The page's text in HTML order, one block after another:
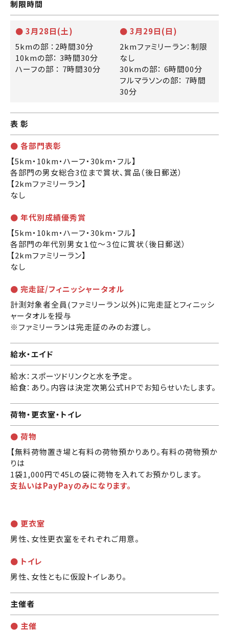
制限時間
● 3月28日(土)
5kmの部 ：2時間30分
10kmの部： 3時間30分
ハーフの部 ： 7時間30分
● 3月29日(日)
2kmファミリーラン：制限
なし
30kmの部： 6時間00分
フルマラソンの部： 7時間
30分
表 彰
● 各部門表彰
【5km・10km・ハーフ・30km・フル】
各部門の男女総合3位まで賞状、賞品（後日郵送）
【2kmファミリーラン】
なし
● 年代別成績優秀賞
【5km・10km・ハーフ・30km・フル】
各部門の年代別男女１位～３位に賞状（後日郵送）
【2kmファミリーラン】
なし
● 完走証/フィニッシャータオル
計測対象者全員(ファミリーラン以外)に完走証とフィニッシ
ャータオルを授与
※ファミリーランは完走証のみのお渡し。
給水・エイド
給水：スポーツドリンクと水を予定。
給食：あり。内容は決定次第公式HPでお知らせいたします。
荷物・更衣室・トイレ
● 荷物
【無料荷物置き場と有料の荷物預かりあり。有料の荷物預か
りは
1袋1,000円で45Lの袋に荷物を入れてお預かりします。
支払いはPayPayのみになります。
● 更衣室
男性、女性更衣室をそれぞれご用意。
● トイレ
男性、女性ともに仮設トイレあり。
主催者
● 主催